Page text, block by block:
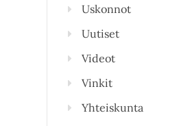
Uskonnot
Uutiset
Videot
Vinkit
Yhteiskunta